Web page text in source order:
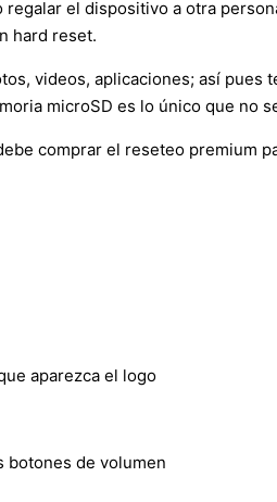
el dispositivo a otra
hard reset.
videos, aplicaciones; así pues
microSD es lo único que no
comprar el reseteo premium
aparezca el logo
botones de volumen